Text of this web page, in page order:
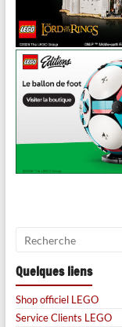
Quelques liens
Shop officiel LEGO
Service Clients LEGO